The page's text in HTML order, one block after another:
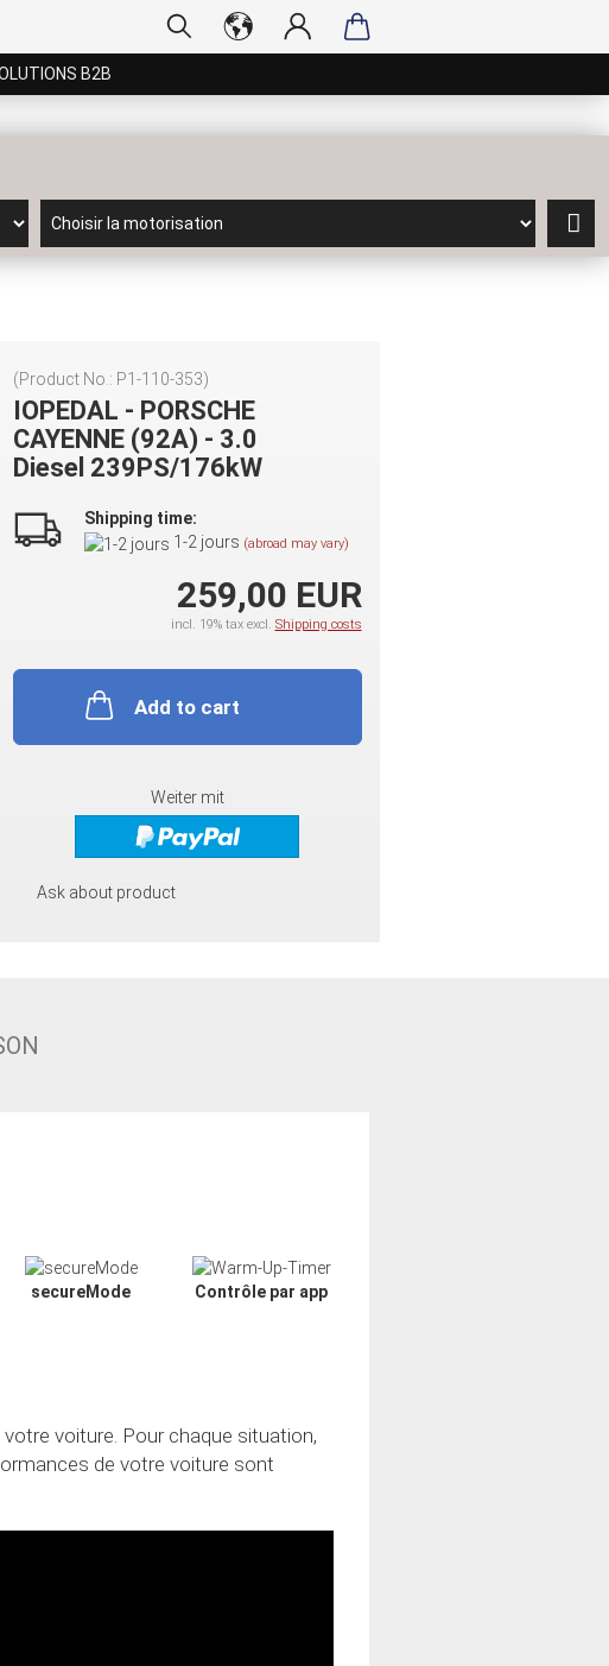
B2B
(Product No.: P1-110-353)
IOPEDAL - PORSCHE
CAYENNE (92A) - 3.0
Diesel 239PS/176kW
Shipping time:
1-2 jours (abroad may vary)
259,00 EUR
incl. 19% tax excl. Shipping costs
Add to cart
Weiter mit
Ask about product
secureMode Contrôle par app
voiture. Pour chaque situation,
de votre voiture sont